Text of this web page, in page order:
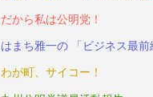
だから私は公明党！
はまち雅一の 「ビジネス最前
わが町、サイコー！